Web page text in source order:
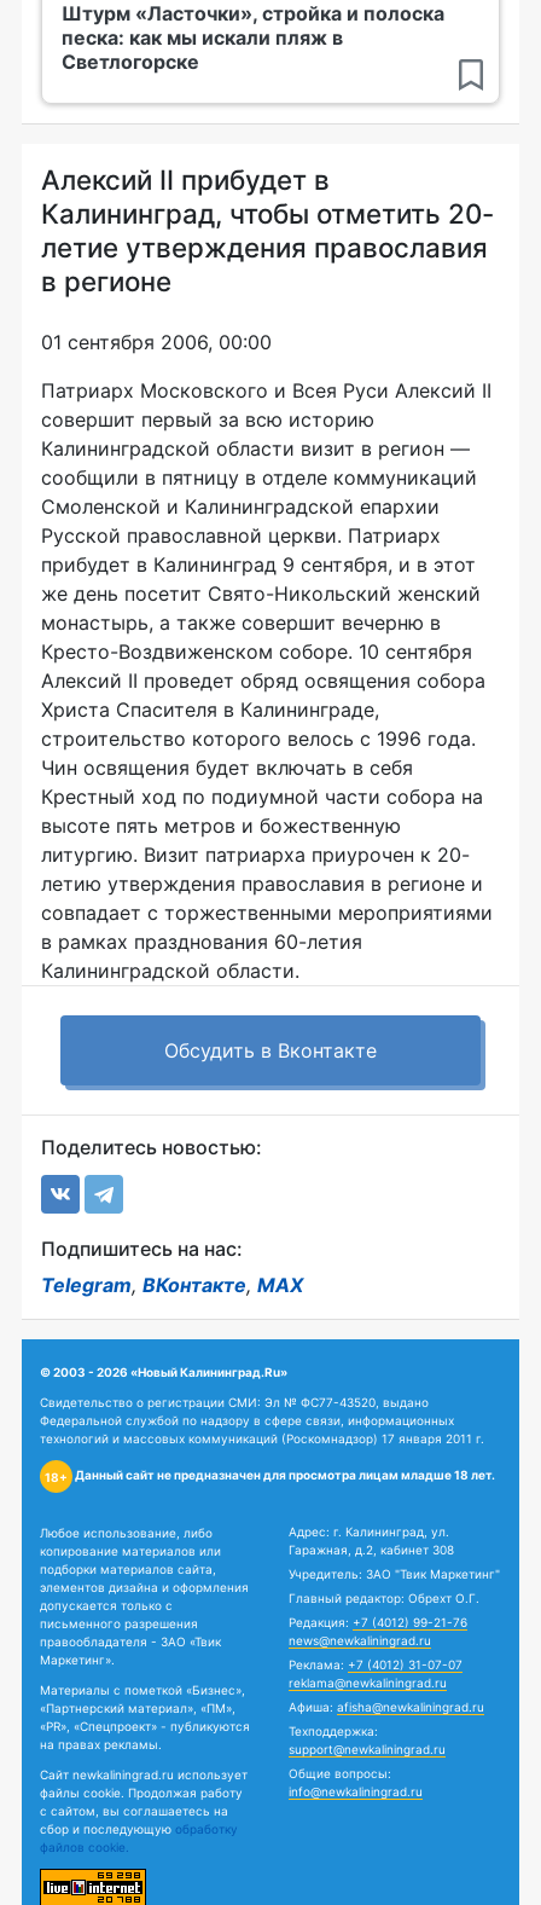
Штурм «Ласточки», стройка и полоска
песка: как мы искали пляж в
Светлогорске
Алексий II прибудет в
Калининград, чтобы отметить 20-
летие утверждения православия
в регионе
01 сентября 2006, 00:00
Патриарх Московского и Всея Руси Алексий II
совершит первый за всю историю
Калининградской области визит в регион —
сообщили в пятницу в отделе коммуникаций
Смоленской и Калининградской епархии
Русской православной церкви. Патриарх
прибудет в Калининград 9 сентября, и в этот
же день посетит Свято-Hикольский женский
монастырь, а также совершит вечерню в
Кресто-Воздвиженском соборе. 10 сентября
Алексий II проведет обряд освящения собора
Христа Спасителя в Калининграде,
строительство которого велось с 1996 года.
Чин освящения будет включать в себя
Крестный ход по подиумной части собора на
высоте пять метров и божественную
литургию. Визит патриарха приурочен к 20-
летию утверждения православия в регионе и
совпадает с торжественными мероприятиями
в рамках празднования 60-летия
Калининградской области.
Обсудить в Вконтакте
Поделитесь новостью:
Подпишитесь на нас:
Telegram, ВКонтакте, MAX
© 2003 - 2026 «Новый Калининград.Ru»
Свидетельство о регистрации СМИ: Эл № ФС77-43520, выдано
Федеральной службой по надзору в сфере связи, информационных
технологий и массовых коммуникаций (Роскомнадзор) 17 января 2011 г.
18+ Данный сайт не предназначен для просмотра лицам младше 18 лет.
Любое использование, либо
копирование материалов или
подборки материалов сайта,
элементов дизайна и оформления
допускается только с
письменного разрешения
правообладателя - ЗАО «Твик
Маркетинг».
Материалы с пометкой «Бизнес»,
«Партнерский материал», «ПМ»,
«PR», «Спецпроект» - публикуются
на правах рекламы.
Сайт newkaliningrad.ru использует
файлы cookie. Продолжая работу
с сайтом, вы соглашаетесь на
сбор и последующую обработку
файлов cookie.
Адрес: г. Калининград, ул.
Гаражная, д.2, кабинет 308
Учредитель: ЗАО "Твик Маркетинг"
Главный редактор: Обрехт О.Г.
Редакция: +7 (4012) 99-21-76
news@newkaliningrad.ru
Реклама: +7 (4012) 31-07-07
reklama@newkaliningrad.ru
Афиша: afisha@newkaliningrad.ru
Техподдержка:
support@newkaliningrad.ru
Общие вопросы:
info@newkaliningrad.ru